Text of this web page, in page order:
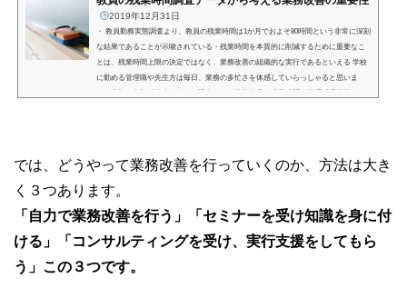
2019年12月31日
・ 教員勤務実態調査より、教員の残業時間は1か月でおよそ80時間という非常に深刻
な結果であることが示唆されている・残業時間を本質的に削減するために重要なこ
とは、残業時間上限の決定ではなく、業務改善の組織的な実行であるといえる 学校
に勤める管理職や先生方は毎日、業務の多忙さを体感していらっしゃると思いま
す。実際、文部科学省が行った調査でも、学校教員の残業時間は所謂「過労死ライ
では、どうやって業務改善を行っていくのか、方法は大き
く３つあります。
「自力で業務改善を行う」「セミナーを受け知識を身に付
ける」「コンサルティングを受け、実行支援をしてもら
う」この３つです。